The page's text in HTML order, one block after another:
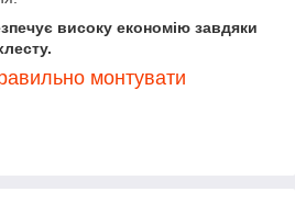
високу економію завдяки
монтувати